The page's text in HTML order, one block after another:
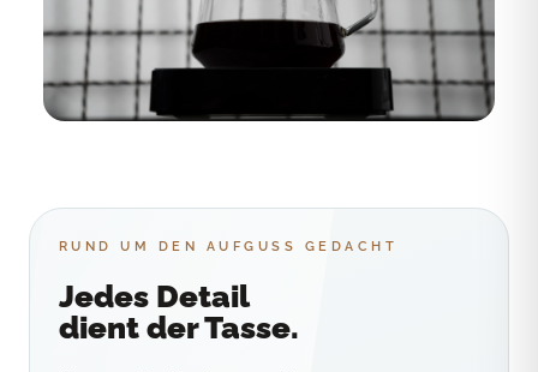
RUND UM DEN AUFGUSS GEDACHT
Jedes Detail
dient der Tasse.